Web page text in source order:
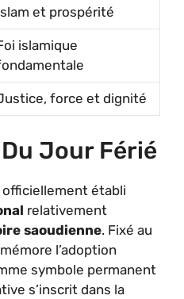
et prospérité
islamique
force et dignité
Jour Férié
officiellement établi
relativement
saoudienne. Fixé au
l’adoption
symbole permanent
s’inscrit dans la